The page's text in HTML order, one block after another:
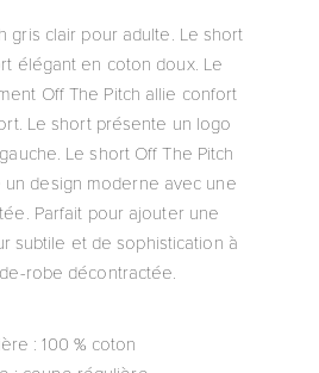
gris clair pour adulte. Le short
élégant en coton doux. Le
Off The Pitch allie confort
Le short présente un logo
Le short Off The Pitch
un design moderne avec une
Parfait pour ajouter une
subtile et de sophistication à
robe décontractée.
: 100 % coton